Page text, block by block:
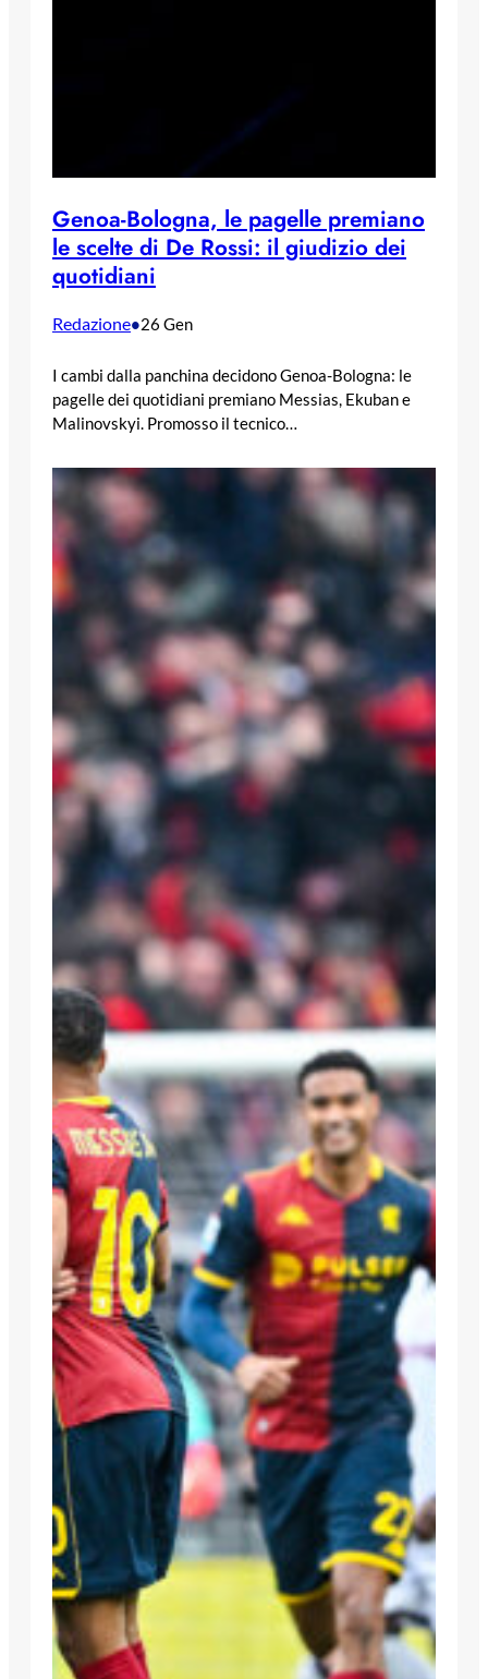
Genoa-Bologna, le pagelle premiano
le scelte di De Rossi: il giudizio dei
quotidiani
Redazione•26 Gen
I cambi dalla panchina decidono Genoa-Bologna: le
pagelle dei quotidiani premiano Messias, Ekuban e
Malinovskyi. Promosso il tecnico…